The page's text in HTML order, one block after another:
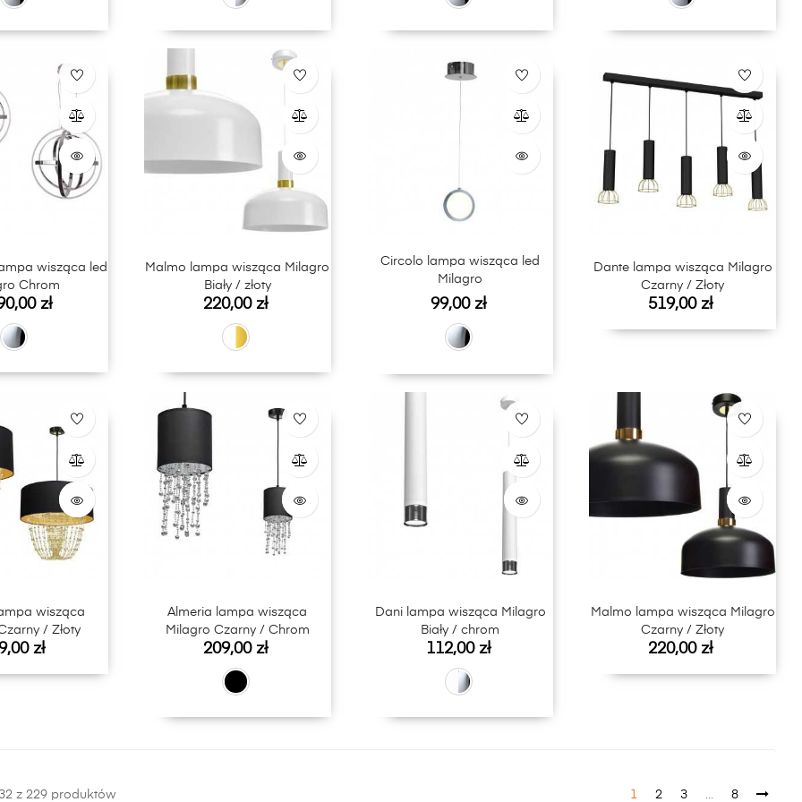
wisząca led
Chrom
zł
Malmo lampa wisząca Milagro
Biały / złoty
Cena
220,00 zł
Circolo lampa wisząca led
Milagro
Cena
99,00 zł
Dante lampa wisząca Milagro
Czarny / Złoty
Cena
519,00 zł
wisząca
/ Złoty
zł
Almeria lampa wisząca
Milagro Czarny / Chrom
Cena
209,00 zł
Dani lampa wisząca Milagro
Biały / chrom
Cena
112,00 zł
Malmo lampa wisząca Milagro
Czarny / Złoty
Cena
220,00 zł
z 229 produktów 1 2 3 … 8